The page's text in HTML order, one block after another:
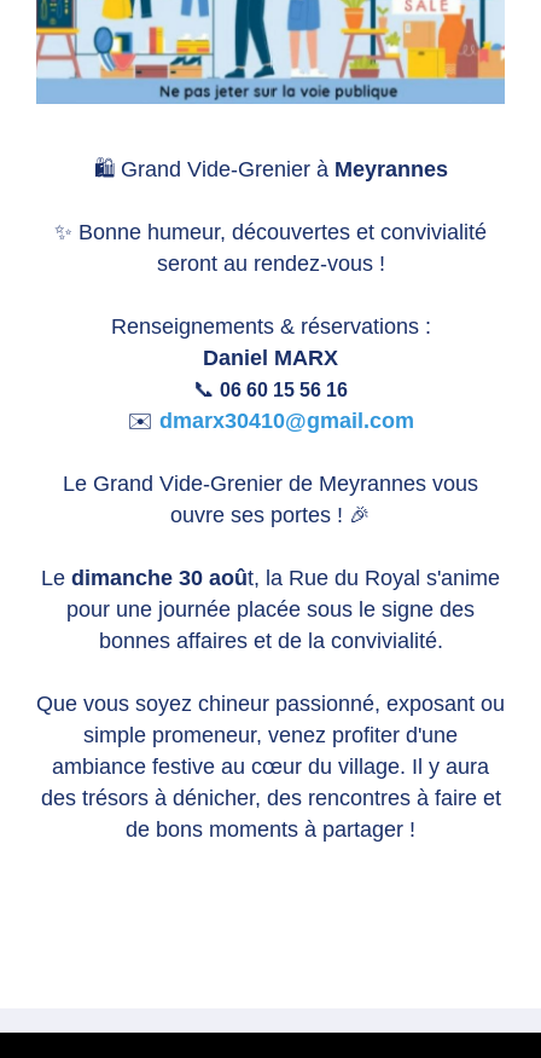
🛍️ Grand Vide-Grenier àMeyrannes
✨ Bonne humeur, découvertes et convivialité
seront au rendez-vous !
Renseignements & réservations :
Daniel MARX
📞 06 60 15 56 16
✉️ dmarx30410@gmail.com
Le Grand Vide-Grenier de Meyrannes vous
ouvre ses portes ! 🎉
Le dimanche 30 août, la Rue du Royal s'anime
pour une journée placée sous le signe des
bonnes affaires et de la convivialité.
Que vous soyez chineur passionné, exposant ou
simple promeneur, venez profiter d'une
ambiance festive au cœur du village. Il y aura
des trésors à dénicher, des rencontres à faire et
de bons moments à partager !